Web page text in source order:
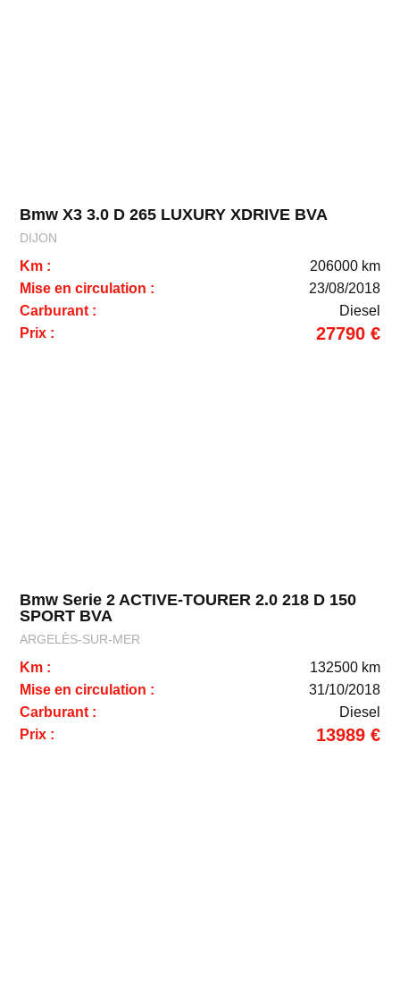
Bmw X3 3.0 D 265 LUXURY XDRIVE BVA
DIJON
Km :
206000 km
Mise en circulation :
23/08/2018
Carburant :
Diesel
Prix :
27790 €
Bmw Serie 2 ACTIVE-TOURER 2.0 218 D 150
SPORT BVA
ARGELÈS-SUR-MER
Km :
132500 km
Mise en circulation :
31/10/2018
Carburant :
Diesel
Prix :
13989 €